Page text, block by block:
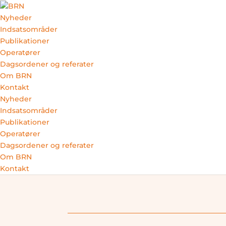
Skip to content
Nyheder
Indsatsområder
Publikationer
Operatører
Dagsordener og referater
Om BRN
Kontakt
Nyheder
Indsatsområder
Publikationer
Operatører
Dagsordener og referater
Om BRN
Kontakt
MENU
4.